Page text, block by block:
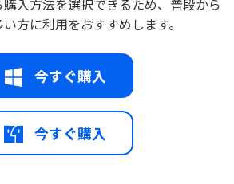
入方法を選択できるため、普段から
方に利用をおすすめします。
今すぐ購入
今すぐ購入